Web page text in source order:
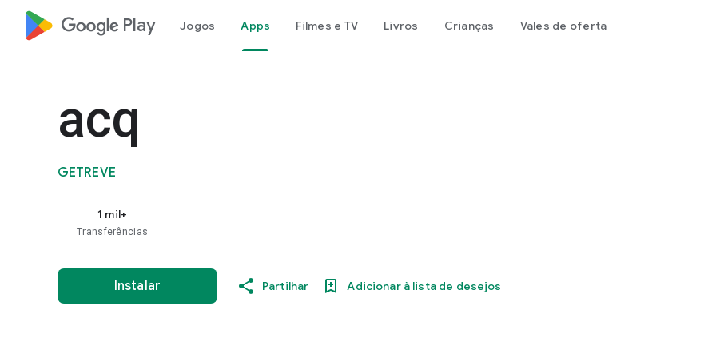
google_logo Play Jogos Apps Filmes e TV Livros Crianças Vales de oferta
acq
GETREVE
1 mil+
Transferências
Instalar Partilhar Adicionar à lista de desejos